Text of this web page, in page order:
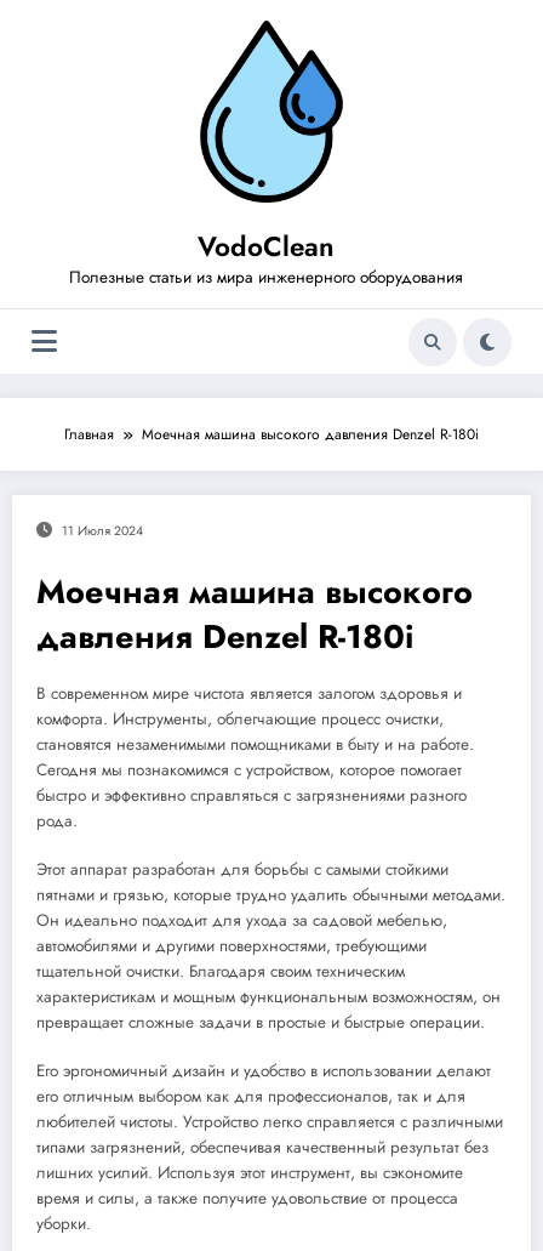
VodoClean
Полезные статьи из мира инженерного оборудования
Главная Моечная машина высокого давления Denzel R-180i
11 Июля 2024
Моечная машина высокого
давления Denzel R-180i
В современном мире чистота является залогом здоровья и
комфорта. Инструменты, облегчающие процесс очистки,
становятся незаменимыми помощниками в быту и на работе.
Сегодня мы познакомимся с устройством, которое помогает
быстро и эффективно справляться с загрязнениями разного
рода.
Этот аппарат разработан для борьбы с самыми стойкими
пятнами и грязью, которые трудно удалить обычными методами.
Он идеально подходит для ухода за садовой мебелью,
автомобилями и другими поверхностями, требующими
тщательной очистки. Благодаря своим техническим
характеристикам и мощным функциональным возможностям, он
превращает сложные задачи в простые и быстрые операции.
Его эргономичный дизайн и удобство в использовании делают
его отличным выбором как для профессионалов, так и для
любителей чистоты. Устройство легко справляется с различными
типами загрязнений, обеспечивая качественный результат без
лишних усилий. Используя этот инструмент, вы сэкономите
время и силы, а также получите удовольствие от процесса
уборки.